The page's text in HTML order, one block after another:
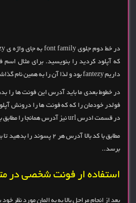
که آپلود کردید را بنویسید. برای مثال
داریم fantezy بود و لذا آن را به همین نام گذاشتیم.
در خطوط بعدی ما باید آدرس این فونت ها را
در قسمت ادرس url نیز آدرس همانجا را مطابق با کد بالا میدهیم.
مطابق با کد بالا آدرس هر 2
برسد..
استفاده ار فونت شخصی در
بعد از انجام مراحل بالا به به المان مورد نظر